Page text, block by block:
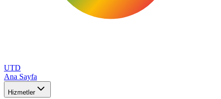
UTD
Ana Sayfa
Hizmetler